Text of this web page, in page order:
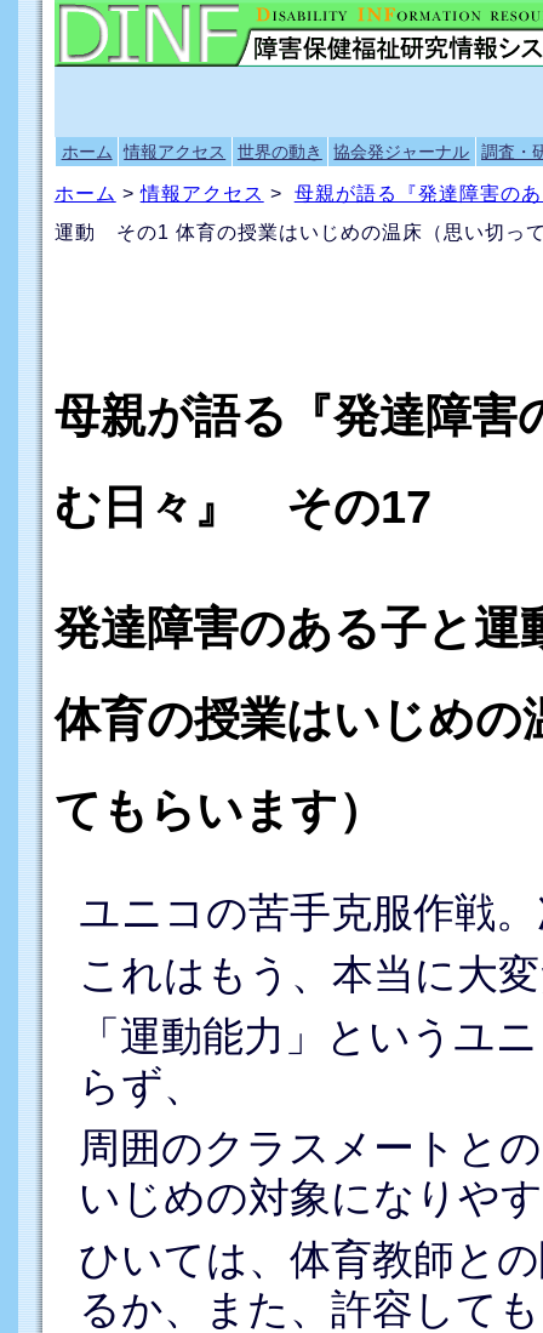
ホーム 情報アクセス 世界の動き 協会発ジャーナル 調査・
ホーム >情報アクセス > 母親が語る『発達障害の
運動 その1 体育の授業はいじめの温床（思い切っ
母親が語る『発達障害
む日々』 その17
発達障害のある子と
体育の授業はいじめの
てもらいます）
ユニコの苦手克服作戦
これはもう、本当に大
「運動能力」というユ
らず、
周囲のクラスメートと
いじめの対象になりや
ひいては、体育教師と
るか、また、許容して